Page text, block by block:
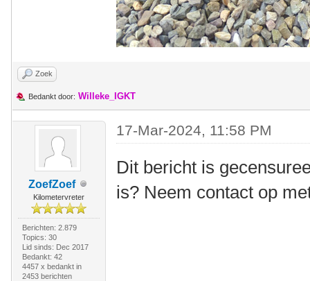
Zoek
Bedankt door: Willeke_IGKT
ZoefZoef
Kilometervreter
Berichten: 2.879
Topics: 30
Lid sinds: Dec 2017
Bedankt: 42
4457 x bedankt in
2453 berichten
17-Mar-2024, 11:58 PM
Dit bericht is
is? Neem contact op